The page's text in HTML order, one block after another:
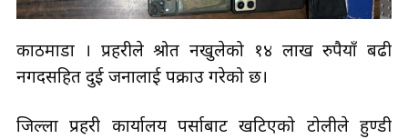
काठमाडौं । प्रहरीले श्रोत नखुलेको १४ लाख रुपैयाँ बढी
नगदसहित दुई जनालाई पक्राउ गरेको छ।
जिल्ला प्रहरी कार्यालय पर्साबाट खटिएको टोलीले हुण्डी